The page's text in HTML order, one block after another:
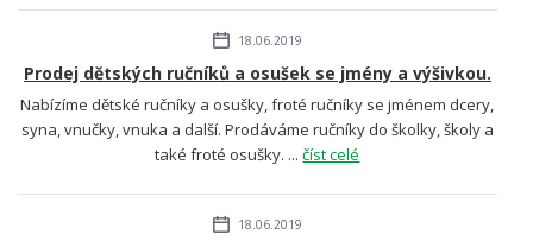
18.06.2019
Prodej dětských ručníků a osušek se jmény a výšivkou.
Nabízíme dětské ručníky a osušky, froté ručníky se jménem dcery,
syna, vnučky, vnuka a další. Prodáváme ručníky do školky, školy a
také froté osušky. ...číst celé
18.06.2019